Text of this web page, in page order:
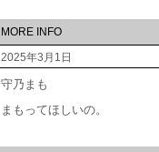
MORE INFO
2025年3月1日
守乃まも
まもってほしいの。